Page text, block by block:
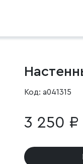
Код: a041315
3 250 ₽